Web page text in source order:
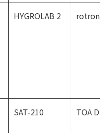
HYGROLAB 2 rotronic
SAT-210 TOA DKK